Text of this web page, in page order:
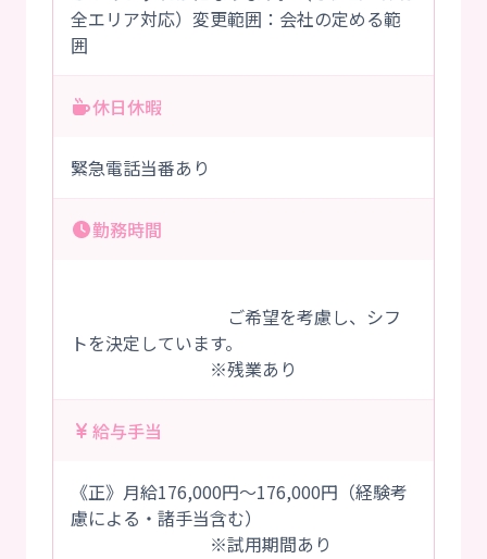
全エリア対応）変更範囲：会社の定める範
囲
休日休暇
緊急電話当番あり
勤務時間
ご希望を考慮し、シフ
トを決定しています。
※残業あり
給与手当
《正》月給176,000円～176,000円（経験考
慮による・諸手当含む）
※試用期間あり